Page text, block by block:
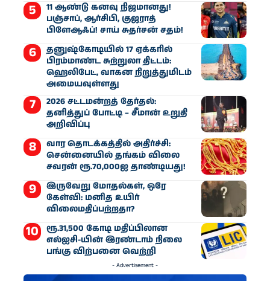
11 ஆண்டு கனவு நிஜமானது!
பஞ்சாப், ஆர்சிபி, குஜராத்
பிளேஆஃப்! சாய் சுதர்சன் சதம்!
தனுஷ்கோடியில் 17 ஏக்கரில்
பிரம்மாண்ட சுற்றுலா திட்டம்:
ஹெலிபேட், வாகன நிறுத்துமிடம்
அமையவுள்ளது
2026 சட்டமன்றத் தேர்தல்:
தனித்துப் போட்டி – சீமான் உறுதி
அறிவிப்பு
வார தொடக்கத்தில் அதிர்ச்சி:
சென்னையில் தங்கம் விலை
சவரன் ரூ.70,000ஐ தாண்டியது!
இருவேறு மோதல்கள், ஒரே
கேள்வி: மனித உயிர்
விலைமதிப்பற்றதா?
ரூ.31,500 கோடி மதிப்பிலான
எல்ஐசி-​யின் இரண்​டாம் நிலை
பங்கு விற்பனை வெற்றி
- Advertisement -